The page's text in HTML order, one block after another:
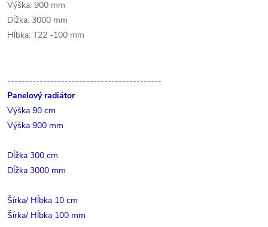
Výška: 900 mm
Dĺžka: 3000 mm
Hĺbka: T22 -100 mm
-------------------------------------------
Panelový radiátor
Výška 90 cm
Výška 900 mm
Dĺžka 300 cm
Dĺžka 3000 mm
Šírka/ Hĺbka 10 cm
Šírka/ Hĺbka 100 mm